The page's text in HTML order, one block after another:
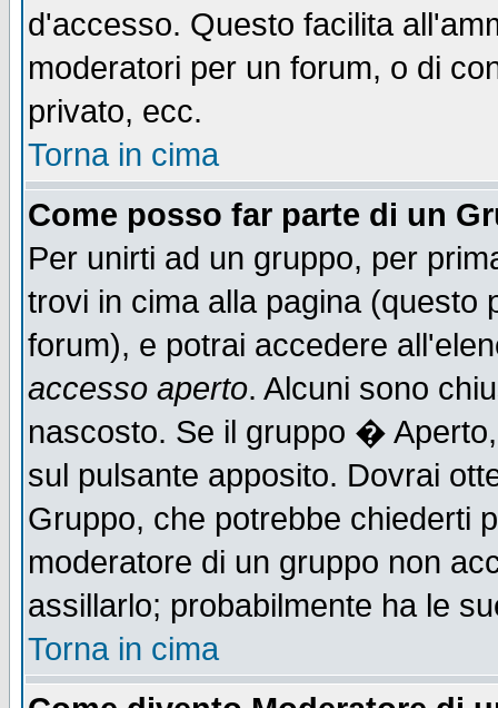
d'accesso. Questo facilita
moderatori per un forum, o di
privato, ecc.
Torna in cima
Come posso far parte di un
Per unirti ad un gruppo, per
trovi in cima alla pagina
forum), e potrai accedere
accesso aperto. Alcuni sono
nascosto. Se il gruppo �
sul pulsante apposito. Dovrai
Gruppo, che potrebbe chiederti
moderatore di un gruppo non
assillarlo; probabilmente ha le
Torna in cima